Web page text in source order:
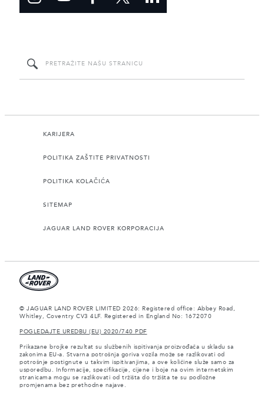
KARIJERA
POLITIKA ZAŠTITE PRIVATNOSTI
POLITIKA KOLAČIĆA
SITEMAP
JAGUAR LAND ROVER KORPORACIJA
© JAGUAR LAND ROVER LIMITED 2026: Registered office: Abbey Road,
Whitley, Coventry CV3 4LF. Registered in England No: 1672070
POGLEDAJTE UREDBU (EU) 2020/740 PDF
Prikazane brojke rezultat su službenih ispitivanja proizvođača u skladu sa
zakonima EU-a. Stvarna potrošnja goriva vozila može se razlikovati od
potrošnje postignute u takvim ispitivanjima, a ove količine služe samo za
usporedbu. Informacije, specifikacije, cijene i boje na ovim internetskim
stranicama mogu se razlikovati od tržišta do tržišta te su podložne
promjenama bez prethodne najave.